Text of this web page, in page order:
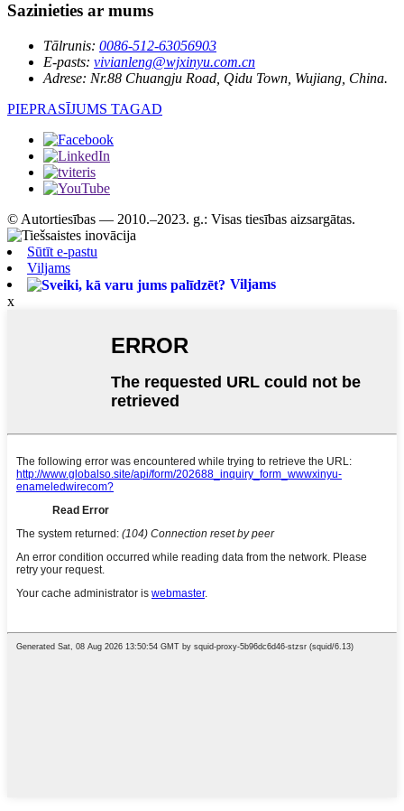
Sazinieties ar mums
Tālrunis: 0086-512-63056903
E-pasts: vivianleng@wjxinyu.com.cn
Adrese: Nr.88 Chuangju Road, Qidu Town, Wujiang, China.
PIEPRASĪJUMS TAGAD
© Autortiesības — 2010.–2023. g.: Visas tiesības aizsargātas.
Sūtīt e-pastu
Viljams
Viljams
x